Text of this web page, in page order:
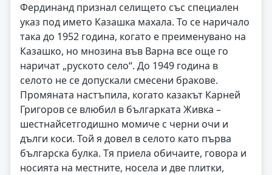
Фердинанд признал селището със специален
указ под името Казашка махала. То се наричало
така до 1952 година, когато е преименувано на
Казашко, но мнозина във Варна все още го
наричат „руското село“. До 1949 година в
селото не се допускали смесени бракове.
Промяната настъпила, когато казакът Карней
Григоров се влюбил в българката Живка –
шестнайсетгодишно момиче с черни очи и
дълги коси. Той я довел в селото като първа
българска булка. Тя приела обичаите, говора и
носията на местните, носела и две плитки,